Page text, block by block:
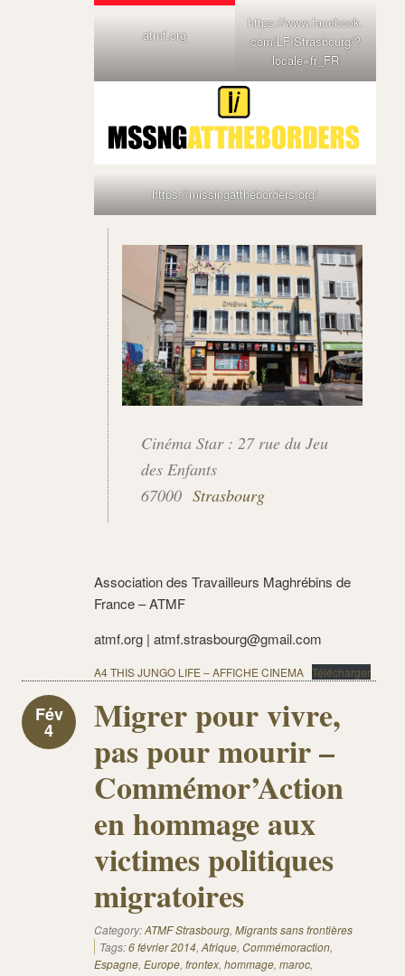
atmf.org
https://www.facebook.
com/LFIStrasbourg/?
locale=fr_FR
https://missingattheborders.org/
Cinéma Star : 27 rue du Jeu
des Enfants
67000Strasbourg
Association des Travailleurs Maghrébins de
France – ATMF
atmf.org | atmf.strasbourg@gmail.com
A4 THIS JUNGO LIFE – AFFICHE CINEMA Télécharger
Fév
4
Migrer pour vivre,
pas pour mourir –
Commémor’Action
en hommage aux
victimes politiques
migratoires
Category:ATMF Strasbourg, Migrants sans frontières
Tags:6 février 2014, Afrique, Commémoraction,
Espagne, Europe, frontex, hommage, maroc,